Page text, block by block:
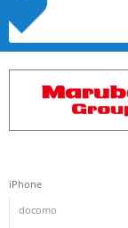
iPhone
docomo